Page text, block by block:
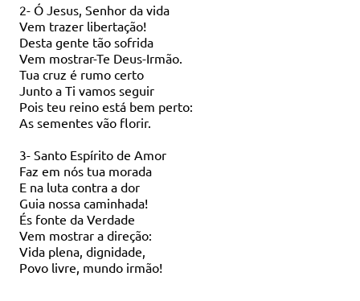
2- Ó Jesus, Senhor da vida
Vem trazer libertação!
Desta gente tão sofrida
Vem mostrar-Te Deus-Irmão.
Tua cruz é rumo certo
Junto a Ti vamos seguir
Pois teu reino está bem perto:
As sementes vão florir.
3- Santo Espírito de Amor
Faz em nós tua morada
E na luta contra a dor
Guia nossa caminhada!
És fonte da Verdade
Vem mostrar a direção:
Vida plena, dignidade,
Povo livre, mundo irmão!